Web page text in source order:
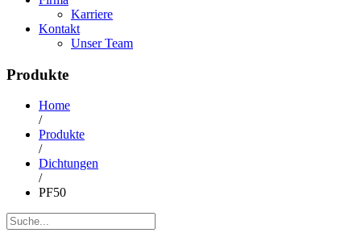
Karriere
Kontakt
Unser Team
Produkte
Home
/
Produkte
/
Dichtungen
/
PF50